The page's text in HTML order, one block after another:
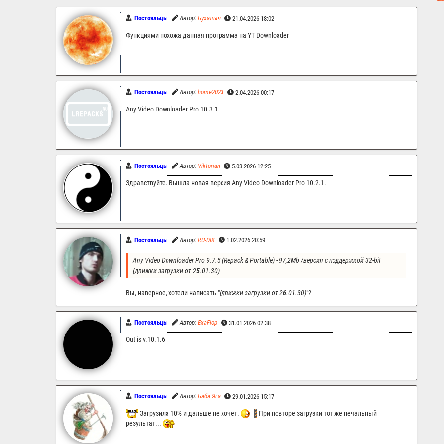
Постояльцы Автор: Бухалыч 21.04.2026 18:02
Функциями похожа данная программа на YT Downloader
Постояльцы Автор: home2023 2.04.2026 00:17
Any Video Downloader Pro 10.3.1
Постояльцы Автор: Viktorian 5.03.2026 12:25
Здравствуйте. Вышла новая версия Any Video Downloader Pro 10.2.1.
Постояльцы Автор: RU-DIK 1.02.2026 20:59
Any Video Downloader Pro 9.7.5 (Repack & Portable) - 97,2Mb /версия с поддержкой 32-bit
(движки загрузки от 25.01.30)
Вы, наверное, хотели написать "(движки загрузки от 26.01.30)"?
Постояльцы Автор: ExaFlop 31.01.2026 02:38
Out is v.10.1.6
Постояльцы Автор: Баба Яга 29.01.2026 15:17
Загрузила 10% и дальше не хочет.
При повторе загрузки тот же печальный
результат...